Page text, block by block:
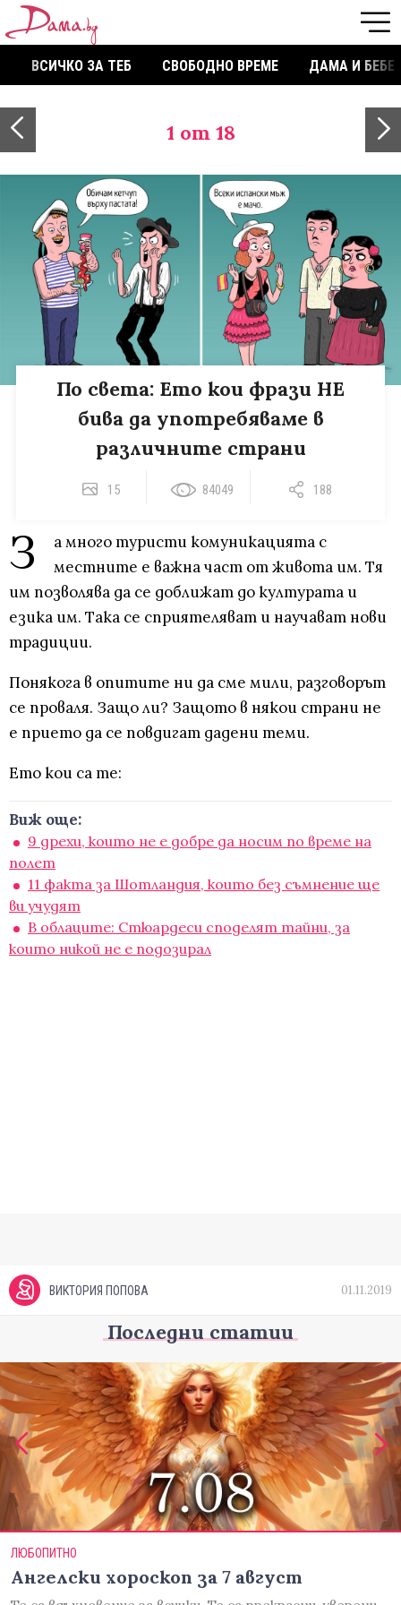
ВСИЧКО ЗА ТЕБ СВОБОДНО ВРЕМЕ ДАМА И БЕБЕ
1 от 18
По света: Ето кои фрази НЕ
бива да употребяваме в
различните страни
15 84049 188
З
а много туристи комуникацията с
местните е важна част от живота им. Тя
им позволява да се доближат до културата и
езика им. Така се сприятеляват и научават нови
традиции.
Понякога в опитите ни да сме мили, разговорът
се проваля. Защо ли? Защото в някои страни не
е прието да се повдигат дадени теми.
Ето кои са те:
Виж още:
9 дрехи, които не е добре да носим по време на
полет
11 факта за Шотландия, които без съмнение ще
ви учудят
В облаците: Стюардеси споделят тайни, за
които никой не е подозирал
ВИКТОРИЯ ПОПОВА 01.11.2019
Последни статии
ЛЮБОПИТНО
Ангелски хороскоп за 7 август